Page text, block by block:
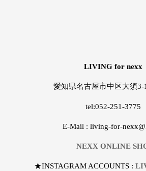
LIVING for nexx
愛知県名古屋市中区大須3-
tel:052-251-3775
E-Mail : living-for-
NEXX ONLINE
★INSTAGRAM ACCOUNTS :